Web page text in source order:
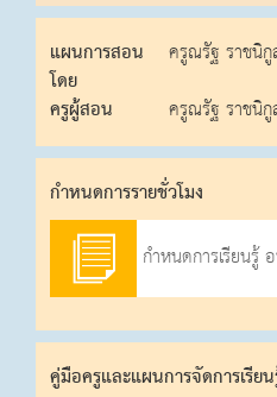
แผนการสอน
โดย
ครูณรัฐ ราชนิ
ครูผู้สอน
ครูณรัฐ ราชนิ
กําหนดการรายชั่วโมง
กำหนดการเรียนรู้
คู่มือครูและแผนการจัดการเรีย